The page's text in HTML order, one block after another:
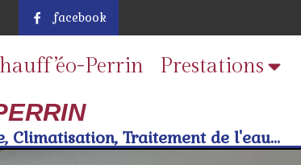
facebook
Perrin Prestations
Climatisation, Traitement de l'eau...